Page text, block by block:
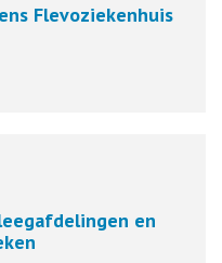
Flevoziekenhuis
en